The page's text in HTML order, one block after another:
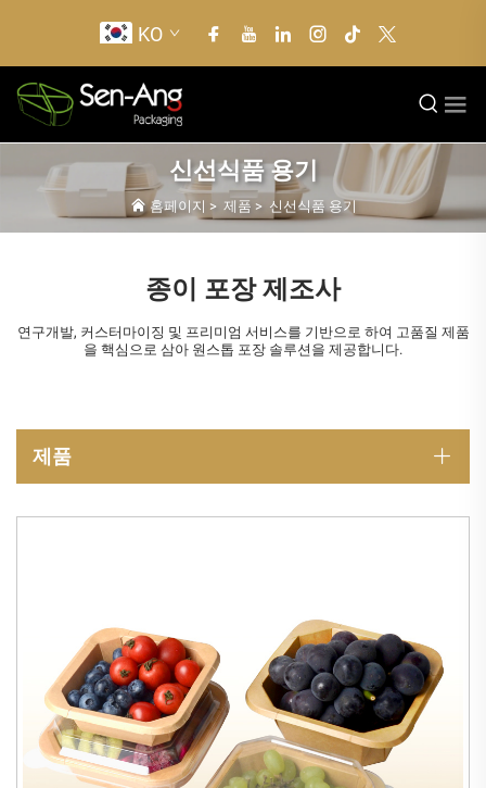
KO
신선식품 용기
홈페이지 > 제품 > 신선식품 용기
종이 포장 제조사
연구개발, 커스터마이징 및 프리미엄 서비스를 기반으로 하여 고품질 제품
을 핵심으로 삼아 원스톱 포장 솔루션을 제공합니다.
제품